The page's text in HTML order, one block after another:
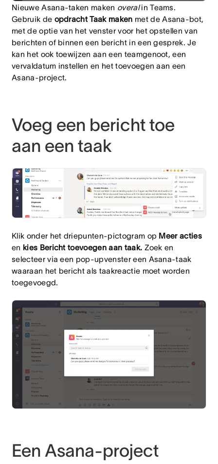
Nieuwe Asana-taken maken overalin Teams.
Gebruik de opdracht Taak maken met de Asana-bot,
met de optie van het venster voor het opstellen van
berichten of binnen een bericht in een gesprek. Je
kan het ook toewijzen aan een teamgenoot, een
vervaldatum instellen en het toevoegen aan een
Asana-project.
Voeg een bericht toe
aan een taak
Klik onder het driepunten-pictogram op Meer acties
en kies Bericht toevoegen aan taak. Zoek en
selecteer via een pop-upvenster een Asana-taak
waaraan het bericht als taakreactie moet worden
toegevoegd.
Een Asana-project